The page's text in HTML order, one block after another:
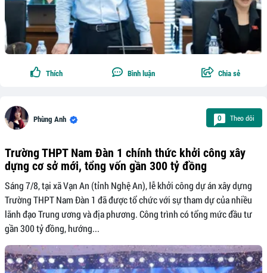
Thích Bình luận Chia sẻ
Phùng Anh 0 Theo dõi
Trường THPT Nam Đàn 1 chính thức khởi công xây
dựng cơ sở mới, tổng vốn gần 300 tỷ đồng
Sáng 7/8, tại xã Vạn An (tỉnh Nghệ An), lễ khởi công dự án xây dựng
Trường THPT Nam Đàn 1 đã được tổ chức với sự tham dự của nhiều
lãnh đạo Trung ương và địa phương. Công trình có tổng mức đầu tư
gần 300 tỷ đồng, hướng...